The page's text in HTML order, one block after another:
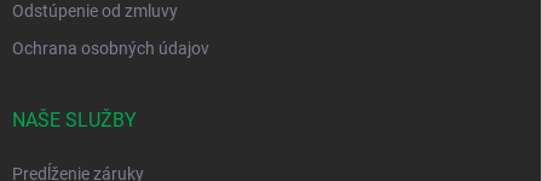
Odstúpenie od zmluvy
Ochrana osobných údajov
NAŠE SLUŽBY
Predĺženie záruky